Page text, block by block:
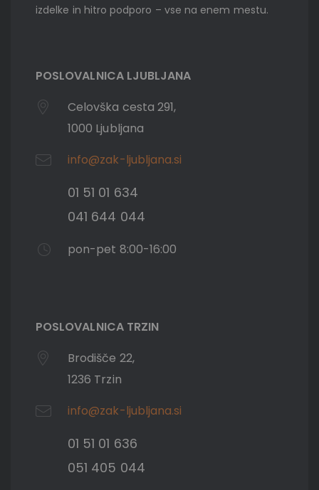
izdelke in hitro podporo – vse na enem mestu.
POSLOVALNICA LJUBLJANA
Celovška cesta 291,
1000 Ljubljana
info@zak-ljubljana.si
01 51 01 634
041 644 044
pon-pet 8:00-16:00
POSLOVALNICA TRZIN
Brodišče 22,
1236 Trzin
info@zak-ljubljana.si
01 51 01 636
051 405 044